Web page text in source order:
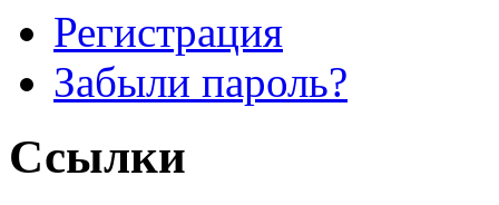
Регистрация
Забыли пароль?
Ссылки